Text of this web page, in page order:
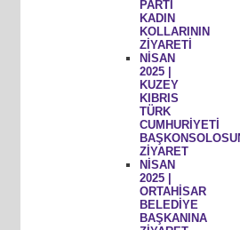
PARTİ
KADIN
KOLLARININ
ZİYARETİ
NİSAN
2025 |
KUZEY
KIBRIS
TÜRK
CUMHURİYETİ
ZİYARET
NİSAN
2025 |
ORTAHİSAR
BELEDİYE
BAŞKANINA